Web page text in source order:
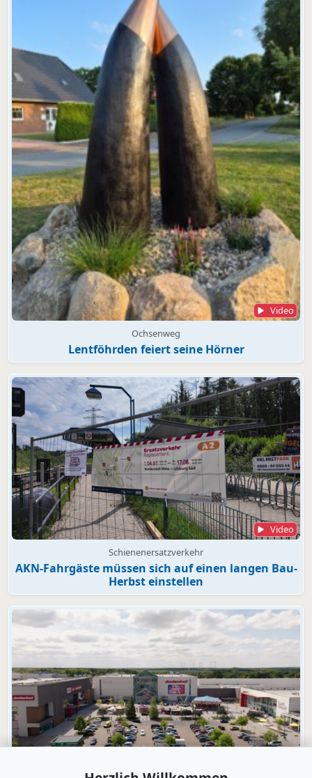
Video
Ochsenweg
Lentföhrden feiert seine Hörner
Video
Schienenersatzverkehr
AKN-Fahrgäste müssen sich auf einen langen Bau-
Herbst einstellen